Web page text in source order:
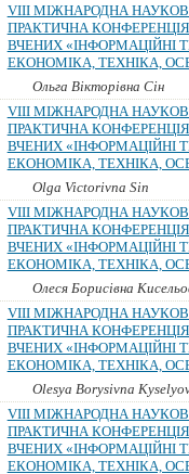
VIII МІЖНАРОДНА
ПРАКТИЧНА
ВЧЕНИХ «ІНФОРМАЦІЙНІ
ЕКОНОМІКА, ТЕХНІКА,
Ольга Вікторівна Сін
VIII МІЖНАРОДНА
ПРАКТИЧНА
ВЧЕНИХ «ІНФОРМАЦІЙНІ
ЕКОНОМІКА, ТЕХНІКА,
Olga Victorivna Sin
VIII МІЖНАРОДНА
ПРАКТИЧНА
ВЧЕНИХ «ІНФОРМАЦІЙНІ
ЕКОНОМІКА, ТЕХНІКА,
Олеся Борисівна
VIII МІЖНАРОДНА
ПРАКТИЧНА
ВЧЕНИХ «ІНФОРМАЦІЙНІ
ЕКОНОМІКА, ТЕХНІКА,
Olesya Borysivna
VIII МІЖНАРОДНА
ПРАКТИЧНА
ВЧЕНИХ «ІНФОРМАЦІЙНІ
ЕКОНОМІКА, ТЕХНІКА,